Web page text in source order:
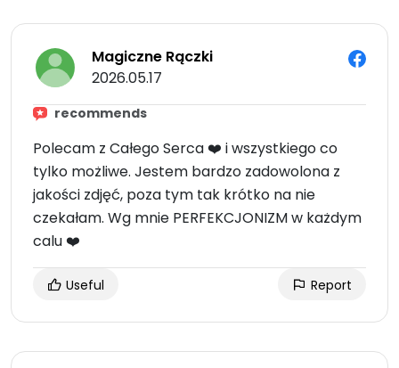
Magiczne Rączki
2026.05.17
recommends
Polecam z Całego Serca ❤️ i wszystkiego co
tylko możliwe. Jestem bardzo zadowolona z
jakości zdjęć, poza tym tak krótko na nie
czekałam. Wg mnie PERFEKCJONIZM w każdym
calu ❤️
Useful Report